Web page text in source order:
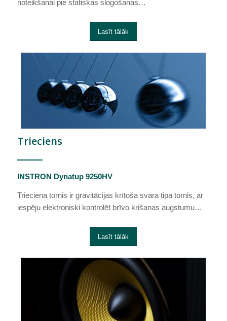
noteikšanai pie statiskas slogošanas…
Lasīt tālāk
Trieciens
INSTRON Dynatup 9250HV
Trieciena tornis ir gravitācijas krītoša svara tipa tornis, ar
iespēju elektroniski kontrolēt brīvo krišanas augstumu…
Lasīt tālāk